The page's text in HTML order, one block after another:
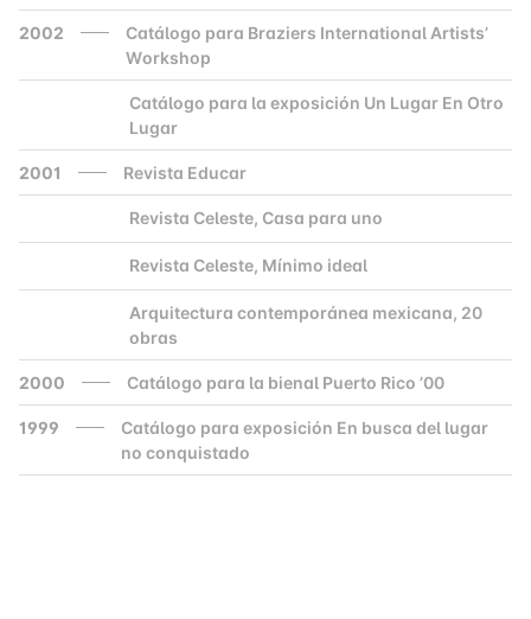
2002
Catálogo para Braziers International Artists’
Workshop
Catálogo para la exposición Un Lugar En Otro
Lugar
2001 Revista Educar
Revista Celeste, Casa para uno
Revista Celeste, Mínimo ideal
Arquitectura contemporánea mexicana, 20
obras
2000 Catálogo para la bienal Puerto Rico ’00
1999
Catálogo para exposición En busca del lugar
no conquistado